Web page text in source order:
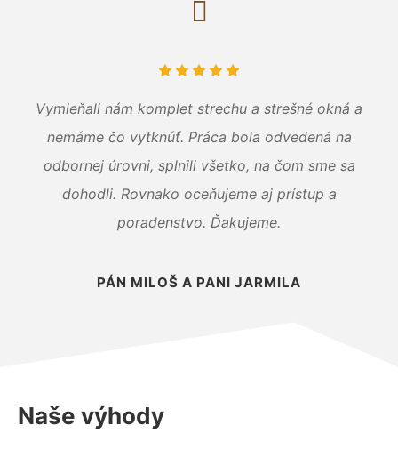
Vymieňali nám komplet strechu a strešné okná a
nemáme čo vytknúť. Práca bola odvedená na
odbornej úrovni, splnili všetko, na čom sme sa
dohodli. Rovnako oceňujeme aj prístup a
poradenstvo. Ďakujeme.
PÁN MILOŠ A PANI JARMILA
Naše výhody